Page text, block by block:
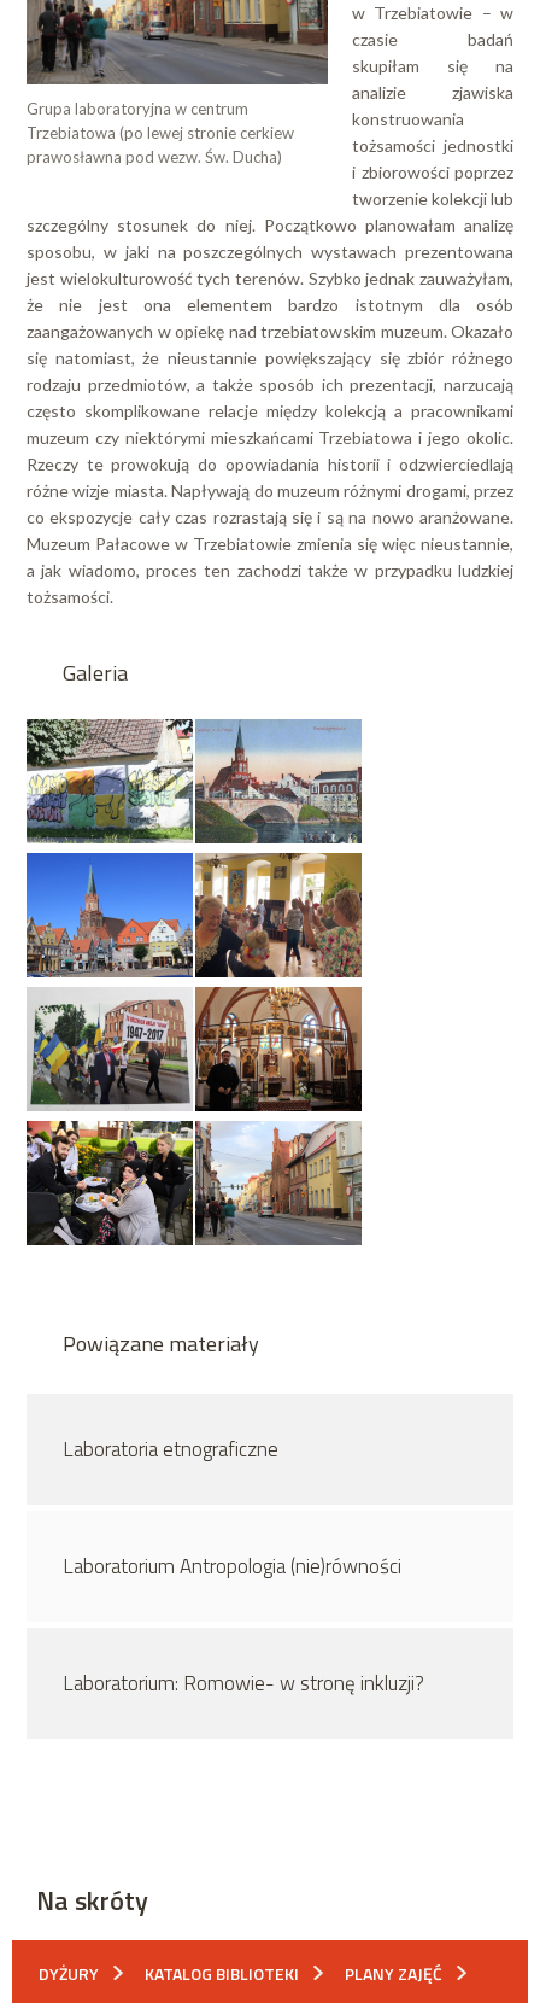
Grupa laboratoryjna w centrum
Trzebiatowa (po lewej stronie cerkiew
prawosławna pod wezw. Św. Ducha)
w Trzebiatowie – w
czasie badań
skupiłam się na
analizie zjawiska
konstruowania
tożsamości jednostki
i zbiorowości poprzez
tworzenie kolekcji lub
szczególny stosunek do niej. Początkowo planowałam analizę
sposobu, w jaki na poszczególnych wystawach prezentowana
jest wielokulturowość tych terenów. Szybko jednak zauważyłam,
że nie jest ona elementem bardzo istotnym dla osób
zaangażowanych w opiekę nad trzebiatowskim muzeum. Okazało
się natomiast, że nieustannie powiększający się zbiór różnego
rodzaju przedmiotów, a także sposób ich prezentacji, narzucają
często skomplikowane relacje między kolekcją a pracownikami
muzeum czy niektórymi mieszkańcami Trzebiatowa i jego okolic.
Rzeczy te prowokują do opowiadania historii i odzwierciedlają
różne wizje miasta. Napływają do muzeum różnymi drogami, przez
co ekspozycje cały czas rozrastają się i są na nowo aranżowane.
Muzeum Pałacowe w Trzebiatowie zmienia się więc nieustannie,
a jak wiadomo, proces ten zachodzi także w przypadku ludzkiej
tożsamości.
Galeria
Powiązane materiały
Laboratoria etnograficzne
Laboratorium Antropologia (nie)równości
Laboratorium: Romowie- w stronę inkluzji?
Na skróty
DYŻURY KATALOG BIBLIOTEKI
PLANY ZAJĘĆ